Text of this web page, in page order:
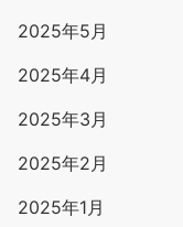
2025年5月
2025年4月
2025年3月
2025年2月
2025年1月